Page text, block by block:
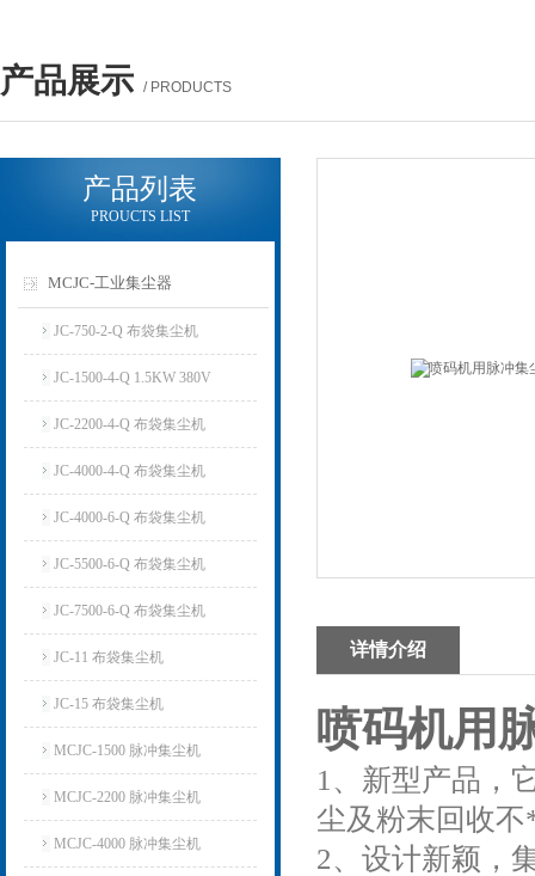
产品展示 / PRODUCTS
产品列表
PROUCTS LIST
MCJC-工业集尘器
JC-750-2-Q 布袋集尘机
JC-1500-4-Q 1.5KW 380V
JC-2200-4-Q 布袋集尘机
JC-4000-4-Q 布袋集尘机
JC-4000-6-Q 布袋集尘机
JC-5500-6-Q 布袋集尘机
JC-7500-6-Q 布袋集尘机
JC-11 布袋集尘机
JC-15 布袋集尘机
MCJC-1500 脉冲集尘机
MCJC-2200 脉冲集尘机
MCJC-4000 脉冲集尘机
详情介绍
喷码机用
1、新型产品，
尘及粉末回收
2、设计新颖，